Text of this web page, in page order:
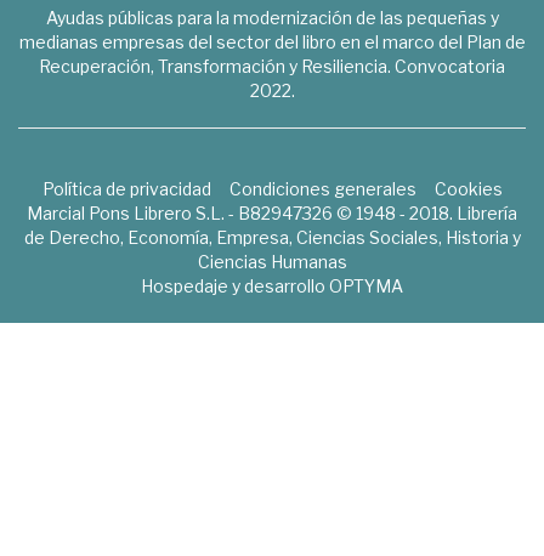
Ayudas públicas para la modernización de las pequeñas y
medianas empresas del sector del libro en el marco del Plan de
Recuperación, Transformación y Resiliencia. Convocatoria
2022.
Política de privacidad Condiciones generales
Cookies
Marcial Pons Librero S.L. - B82947326 © 1948 - 2018. Librería
de Derecho, Economía, Empresa, Ciencias Sociales, Historia y
Ciencias Humanas
Hospedaje y desarrollo OPTYMA